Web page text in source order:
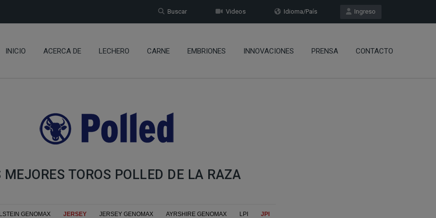
Ingreso
Idioma/País
Videos
Buscar
INICIO ACERCA DE LECHERO CARNE EMBRIONES INNOVACIONES PRENSA CONTACTO
MEJORES TOROS POLLED DE LA RAZA